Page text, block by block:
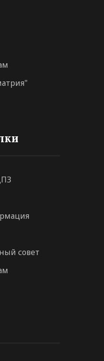
совет